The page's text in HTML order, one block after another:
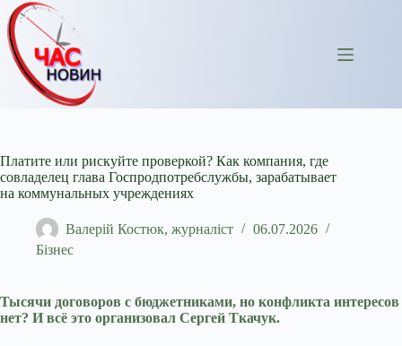
Перейти
до
вмісту
Платите или рискуйте проверкой? Как компания, где
совладелец глава Госпродпотребслужбы, зарабатывает
на коммунальных учреждениях
Валерій Костюк, журналіст
06.07.2026
Бізнес
Тысячи договоров с бюджетниками, но конфликта интересов
нет? И всё это организовал Сергей Ткачук.